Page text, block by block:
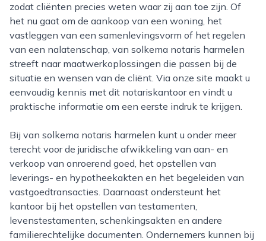
zodat cliënten precies weten waar zij aan toe zijn. Of
het nu gaat om de aankoop van een woning, het
vastleggen van een samenlevingsvorm of het regelen
van een nalatenschap, van solkema notaris harmelen
streeft naar maatwerkoplossingen die passen bij de
situatie en wensen van de cliënt. Via onze site maakt u
eenvoudig kennis met dit notariskantoor en vindt u
praktische informatie om een eerste indruk te krijgen.
Bij van solkema notaris harmelen kunt u onder meer
terecht voor de juridische afwikkeling van aan- en
verkoop van onroerend goed, het opstellen van
leverings- en hypotheekakten en het begeleiden van
vastgoedtransacties. Daarnaast ondersteunt het
kantoor bij het opstellen van testamenten,
levenstestamenten, schenkingsakten en andere
familierechtelijke documenten. Ondernemers kunnen bij